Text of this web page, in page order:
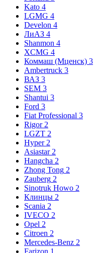
Kato 4
LGMG 4
Develon 4
ЛиАЗ 4
Shanmon 4
XCMG 4
Коммаш (Мценск) 3
Ambertruck 3
ВАЗ 3
SEM 3
Shantui 3
Ford 3
Fiat Professional 3
Rigor 2
LGZT 2
Hyper 2
Asiastar 2
Hangcha 2
Zhong Tong 2
Zauberg 2
Sinotruk Howo 2
Клинцы 2
Scania 2
IVECO 2
Opel 2
Citroen 2
Mercedes-Benz 2
Farizon 1